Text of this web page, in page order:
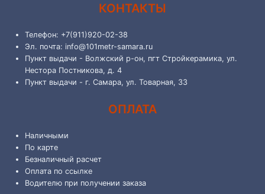
КОНТАКТЫ
Телефон: +7(911)920-02-38
Эл. почта: info@101metr-samara.ru
Пункт выдачи - Волжский р-он, пгт Стройкерамика, ул.
Нестора Постникова, д. 4
Пункт выдачи - г. Самара, ул. Товарная, 33
ОПЛАТА
Наличными
По карте
Безналичный расчет
Оплата по ссылке
Водителю при получении заказа